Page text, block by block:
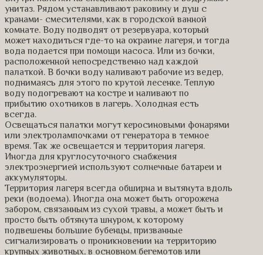
унитаз. Рядом устанавливают раковину и душ с
кранами- смесителями, как в городской ванной
комнате. Воду подводят от резервуара, который
может находиться где-то на окраине лагеря, и тогда
вода подается при помощи насоса. Или из бочки,
расположенной непосредственно над каждой
палаткой. В бочки воду наливают рабочие из ведер,
поднимаясь для этого по крутой лесенке. Теплую
воду подогревают на костре и наливают по
прибытию охотников в лагерь. Холодная есть
всегда.
Освещаться палатки могут керосиновыми фонарями
или электролампочками от генератора в темное
время. Так же освещается и территория лагеря.
Иногда для круглосуточного снабжения
электроэнергией используют солнечные батареи и
аккумуляторы.
Территория лагеря всегда обширна и вытянута вдоль
реки (водоема). Иногда она может быть огорожена
забором, связанным из сухой травы, а может быть и
просто быть обтянута шнуром, к которому
подвешены большие бубенцы, призванные
сигнализировать о проникновении на территорию
крупных животных, в основном бегемотов или